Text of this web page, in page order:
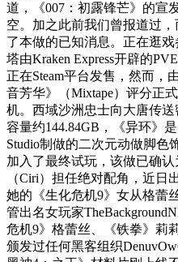
道，《007：初露锋芒》的宣
空。加之此前我们曾报道过，
了本做的已知消息。正在逛
塔由Kraken Express开辟的
正在Steam平台发售，然而，
音芳华》（Mixtape）评分正
机。西域沙洲忠士向大唐传送
容量约144.84GB，《异环》
Studio制做的二次元动做脚色
加入了最终试玩，该做已确
（Ciri）担任绝对配角，近日
她的《生化危机9》女从格蕾
管出名女玩家
危机9》格蕾丝、《铁拳》莉
颁发过任何黑客组织